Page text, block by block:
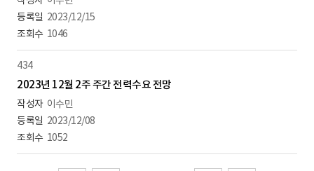
2023/12/15
1046
434
2023년 12월 2주 주간 전력수요 전망
이수민
2023/12/08
1052